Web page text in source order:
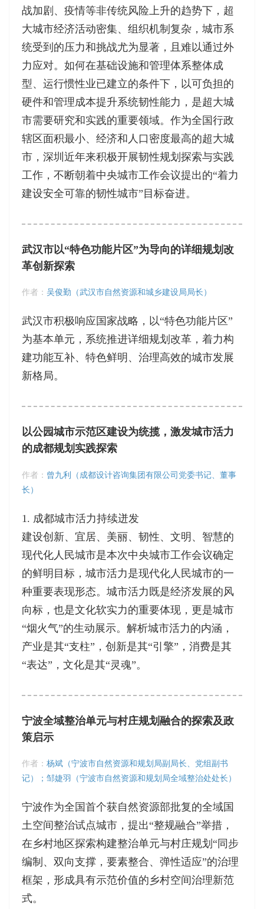
战加剧、疫情等非传统风险上升的趋势下，超
大城市经济活动密集、组织机制复杂，城市系
统受到的压力和挑战尤为显著，且难以通过外
力应对。如何在基础设施和管理体系整体成
型、运行惯性业已建立的条件下，以可负担的
硬件和管理成本提升系统韧性能力，是超大城
市需要研究和实践的重要领域。作为全国行政
辖区面积最小、经济和人口密度最高的超大城
市，深圳近年来积极开展韧性规划探索与实践
工作，不断朝着中央城市工作会议提出的“着力
建设安全可靠的韧性城市”目标奋进。
武汉市以“特色功能片区”为导向的详细规划改
革创新探索
作者： 吴俊勤（武汉市自然资源和城乡建设局局长）
武汉市积极响应国家战略，以“特色功能片区”
为基本单元，系统推进详细规划改革，着力构
建功能互补、特色鲜明、治理高效的城市发展
新格局。
以公园城市示范区建设为统揽，激发城市活力
的成都规划实践探索
作者： 曾九利（成都设计咨询集团有限公司党委书记、董事
长）
1. 成都城市活力持续迸发
建设创新、宜居、美丽、韧性、文明、智慧的
现代化人民城市是本次中央城市工作会议确定
的鲜明目标，城市活力是现代化人民城市的一
种重要表现形态。城市活力既是经济发展的风
向标，也是文化软实力的重要体现，更是城市
“烟火气”的生动展示。解析城市活力的内涵，
产业是其“支柱”，创新是其“引擎”，消费是其
“表达”，文化是其“灵魂”。
宁波全域整治单元与村庄规划融合的探索及政
策启示
作者： 杨斌（宁波市自然资源和规划局副局长、党组副书
记）；邹婕羽（宁波市自然资源和规划局全域整治处处长）
宁波作为全国首个获自然资源部批复的全域国
土空间整治试点城市，提出“整规融合”举措，
在乡村地区探索构建整治单元与村庄规划“同步
编制、双向支撑，要素整合、弹性适应”的治理
框架，形成具有示范价值的乡村空间治理新范
式。